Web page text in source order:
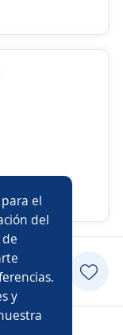
el
del
y
LTD.